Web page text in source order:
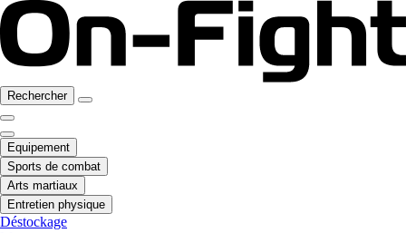
Rechercher
Equipement
Sports de combat
Arts martiaux
Entretien physique
Déstockage